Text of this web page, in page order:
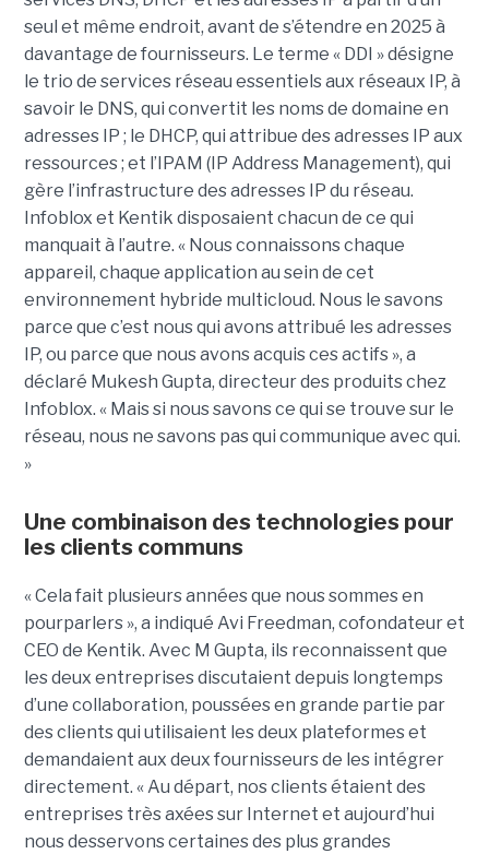
seul et même endroit, avant de s’étendre en 2025 à
davantage de fournisseurs. Le terme « DDI » désigne
le trio de services réseau essentiels aux réseaux IP, à
savoir le DNS, qui convertit les noms de domaine en
adresses IP ; le DHCP, qui attribue des adresses IP aux
ressources ; et l’IPAM (IP Address Management), qui
gère l’infrastructure des adresses IP du réseau.
Infoblox et Kentik disposaient chacun de ce qui
manquait à l’autre. « Nous connaissons chaque
appareil, chaque application au sein de cet
environnement hybride multicloud. Nous le savons
parce que c’est nous qui avons attribué les adresses
IP, ou parce que nous avons acquis ces actifs », a
déclaré Mukesh Gupta, directeur des produits chez
Infoblox. « Mais si nous savons ce qui se trouve sur le
réseau, nous ne savons pas qui communique avec qui.
»
Une combinaison des technologies pour
les clients communs
« Cela fait plusieurs années que nous sommes en
pourparlers », a indiqué Avi Freedman, cofondateur et
CEO de Kentik. Avec M Gupta, ils reconnaissent que
les deux entreprises discutaient depuis longtemps
d’une collaboration, poussées en grande partie par
des clients qui utilisaient les deux plateformes et
demandaient aux deux fournisseurs de les intégrer
directement. « Au départ, nos clients étaient des
entreprises très axées sur Internet et aujourd’hui
nous desservons certaines des plus grandes